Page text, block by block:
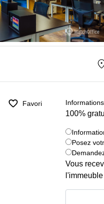
Favori
100%
Posez
Vous